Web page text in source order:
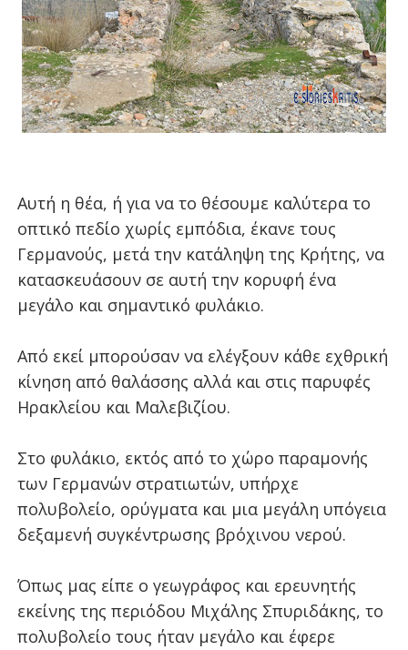
Αυτή η θέα, ή για να το θέσουμε καλύτερα το
οπτικό πεδίο χωρίς εμπόδια, έκανε τους
Γερμανούς, μετά την κατάληψη της Κρήτης, να
κατασκευάσουν σε αυτή την κορυφή ένα
μεγάλο και σημαντικό φυλάκιο.
Από εκεί μπορούσαν να ελέγξουν κάθε εχθρική
κίνηση από θαλάσσης αλλά και στις παρυφές
Ηρακλείου και Μαλεβιζίου.
Στο φυλάκιο, εκτός από το χώρο παραμονής
των Γερμανών στρατιωτών, υπήρχε
πολυβολείο, ορύγματα και μια μεγάλη υπόγεια
δεξαμενή συγκέντρωσης βρόχινου νερού.
Όπως μας είπε ο γεωγράφος και ερευνητής
εκείνης της περιόδου Μιχάλης Σπυριδάκης, το
πολυβολείο τους ήταν μεγάλο και έφερε